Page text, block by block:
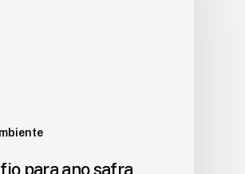
para ano safra